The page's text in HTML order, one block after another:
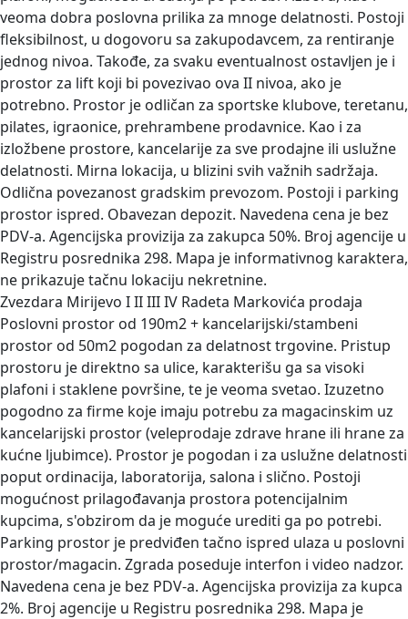
veoma dobra poslovna prilika za mnoge delatnosti. Postoji
fleksibilnost, u dogovoru sa zakupodavcem, za rentiranje
jednog nivoa. Takođe, za svaku eventualnost ostavljen je i
prostor za lift koji bi povezivao ova II nivoa, ako je
potrebno. Prostor je odličan za sportske klubove, teretanu,
pilates, igraonice, prehrambene prodavnice. Kao i za
izložbene prostore, kancelarije za sve prodajne ili uslužne
delatnosti. Mirna lokacija, u blizini svih važnih sadržaja.
Odlična povezanost gradskim prevozom. Postoji i parking
prostor ispred. Obavezan depozit. Navedena cena je bez
PDV-a. Agencijska provizija za zakupca 50%. Broj agencije u
Registru posrednika 298. Mapa je informativnog karaktera,
ne prikazuje tačnu lokaciju nekretnine.
Zvezdara Mirijevo I II III IV Radeta Markovića prodaja
Poslovni prostor od 190m2 + kancelarijski/stambeni
prostor od 50m2 pogodan za delatnost trgovine. Pristup
prostoru je direktno sa ulice, karakterišu ga sa visoki
plafoni i staklene površine, te je veoma svetao. Izuzetno
pogodno za firme koje imaju potrebu za magacinskim uz
kancelarijski prostor (veleprodaje zdrave hrane ili hrane za
kućne ljubimce). Prostor je pogodan i za uslužne delatnosti
poput ordinacija, laboratorija, salona i slično. Postoji
mogućnost prilagođavanja prostora potencijalnim
kupcima, s'obzirom da je moguće urediti ga po potrebi.
Parking prostor je predviđen tačno ispred ulaza u poslovni
prostor/magacin. Zgrada poseduje interfon i video nadzor.
Navedena cena je bez PDV-a. Agencijska provizija za kupca
2%. Broj agencije u Registru posrednika 298. Mapa je